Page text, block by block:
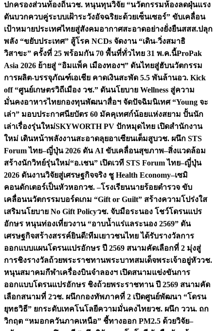
ปกครองส่วนท้องถิ่นวช. หนุนทุนวิจัย “นวัตกรรมห้องลดฝุ่นแรง
ดันบวกควบคู่ระบบเฝ้าระวังอัจฉริยะด้วยเซ็นเซอร์” ขับเคลื่อน
เป้าหมายประเทศไทยสู่สังคมอากาศสะอาดอย่างยั่งยืนสสส.ปลุก
พลัง “ขยับประเทศ” สู้โรค NCDs จัดงาน “เดิน-วิ่งสมาธิ
วิสาขะ” ครั้งที่ 25 พร้อมกัน 70 พื้นที่ทั่วไทย 31 พ.ค.นี้ProPak
Asia 2026 ย้ายสู่ “อิมแพ็ค เมืองทองฯ” ดันไทยสู่ฮับนวัตกรรม
การผลิต-บรรจุภัณฑ์เอเชีย คาดเงินสะพัด 5.5 พันล้านอว. Kick
off “ศูนย์เกษตรวิถีเมือง วช.” ดันนโยบาย Wellness สู่ความ
มั่นคงอาหารไทยกองทุนพัฒนาสื่อฯ จัดปัจฉิมนิเทศ “Young จะ
เล่า” มอบประกาศนียบัตร 60 มัคคุเทศก์น้อยแห่งสยาม ปั้นนัก
เล่าเรื่องรุ่นใหม่SKYWORTH PV ปักหมุดไทย เปิดสำนักงาน
ใหม่ เดินหน้าพลังงานสะอาดลุยอาเซียนเต็มสูบวช. ผนึก STS
Forum ไทย–ญี่ปุ่น 2026 ดัน AI ขับเคลื่อนสุขภาพ–สิ่งแวดล้อม
สร้างนักวิทย์รุ่นใหม่“อ.เชน” เปิดเวที STS Forum ไทย–ญี่ปุ่น
2026 ดันงานวิจัยสู่เศรษฐกิจจริง ชู Health Economy–เซมิ
คอนดักเตอร์เป็นหัวหอกวช. –โรงเรียนนายร้อยตำรวจ ขับ
เคลื่อนนวัตกรรมบอร์ดเกม “Gift or Guilt” สร้างความโปร่งใส
เสริมนโยบาย No Gift Policyวช. จับมือระนอง โชว์โดรนแปร
อักษร หนุนท่องเที่ยวงาน “อาบน้ำแร่แลระนอง 2569” ดัน
เศรษฐกิจสร้างสรรค์ยินดี!ทีมเยาวชนไทย ได้รับรางวัลการ
ออกแบบแผนโดรนแปรอักษร ปี 2569 สนามคัดเลือกที่ 2 มุ่งสู่
การชิงรางวัลถ้วยพระราชทานพระบาทสมเด็จพระเจ้าอยู่หัววช.
หนุนสมาคมกีฬาเครื่องบินจำลองฯ เปิดสนามแข่งขันการ
ออกแบบโดรนแปรอักษร ชิงถ้วยพระราชทาน ปี 2569 สนามคัด
เลือกสนามที่ 2วช. ผนึกกองทัพภาคที่ 2 เปิดศูนย์พัฒนา “โดรน
ยุทธวิธี” ยกระดับเทคโนโลยีความมั่นคงไทยวช. ผนึก ววน. ถก
วิกฤต “หมอกควันภาคเหนือ” ชี้ทางออก PM2.5 ด้วยวิจัย–